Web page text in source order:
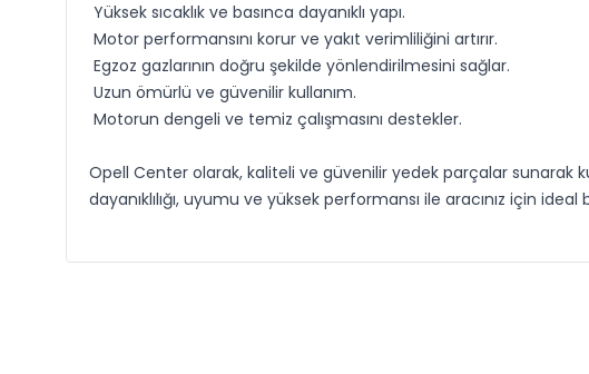
Yüksek sıcaklık ve basınca dayanıklı yapı.
Motor performansını korur ve yakıt verimliliğini artırır.
Egzoz gazlarının doğru şekilde yönlendirilmesini sağlar.
Uzun ömürlü ve güvenilir kullanım.
Motorun dengeli ve temiz çalışmasını destekler.
Opell Center olarak, kaliteli ve güvenilir yedek parçalar sunarak
dayanıklılığı, uyumu ve yüksek performansı ile aracınız için